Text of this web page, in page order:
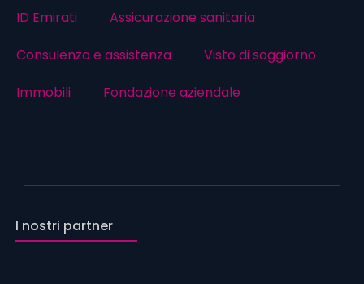
ID Emirati
Assicurazione sanitaria
Consulenza e assistenza
Visto di soggiorno
Immobili
Fondazione aziendale
I nostri partner